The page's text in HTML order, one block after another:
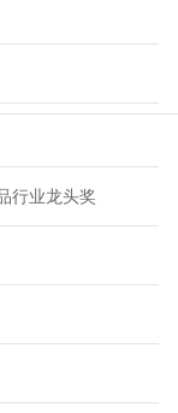
行业龙头奖